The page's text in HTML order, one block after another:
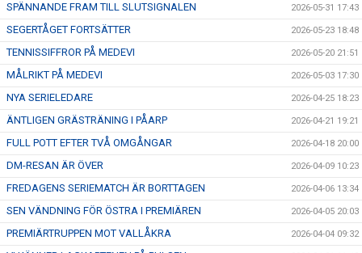
SPÄNNANDE FRAM TILL SLUTSIGNALEN 2026-05-31 17:43
SEGERTÅGET FORTSÄTTER 2026-05-23 18:48
TENNISSIFFROR PÅ MEDEVI 2026-05-20 21:51
MÅLRIKT PÅ MEDEVI 2026-05-03 17:30
NYA SERIELEDARE 2026-04-25 18:23
ÄNTLIGEN GRÄSTRÄNING I PÅARP 2026-04-21 19:21
FULL POTT EFTER TVÅ OMGÅNGAR 2026-04-18 20:00
DM-RESAN ÄR ÖVER 2026-04-09 10:23
FREDAGENS SERIEMATCH ÄR BORTTAGEN 2026-04-06 13:34
SEN VÄNDNING FÖR ÖSTRA I PREMIÄREN 2026-04-05 20:03
PREMIÄRTRUPPEN MOT VALLÅKRA 2026-04-04 09:32